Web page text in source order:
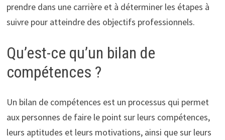
prendre dans une carrière et à déterminer les étapes à
suivre pour atteindre des objectifs professionnels.
Qu’est-ce qu’un bilan de
compétences ?
Un bilan de compétences est un processus qui permet
aux personnes de faire le point sur leurs compétences,
leurs aptitudes et leurs motivations, ainsi que sur leurs